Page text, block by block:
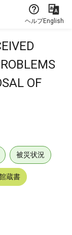
ヘルプEnglish
OF
被災状況
蔵書